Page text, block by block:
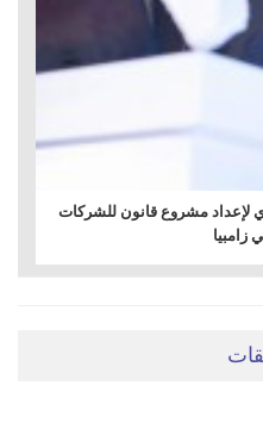
لإعداد مشروع قانون للشركات
زامبيا